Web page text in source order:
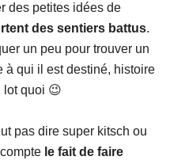
des petites idées de
des sentiers battus.
un peu pour trouver un
à qui il est destiné, histoire
lot quoi 😉
pas dire super kitsch ou
le fait de faire